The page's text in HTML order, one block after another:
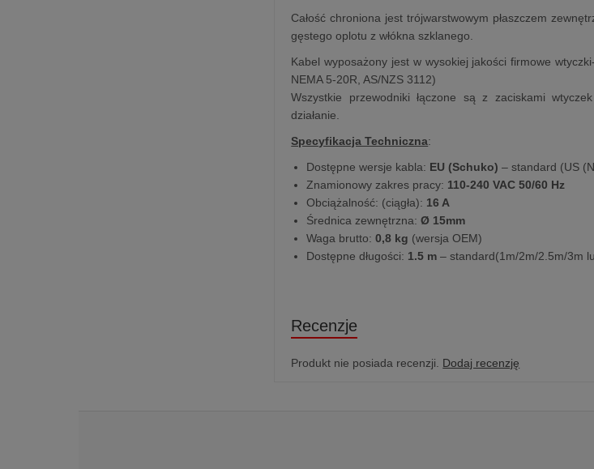
Całość chroniona jest trójwarstwowym płaszczem
gęstego oplotu z włókna szklanego.
Kabel wyposażony jest w wysokiej jakości firmowe
NEMA 5-20R, AS/NZS 3112)
Wszystkie przewodniki łączone są z zaciskami
działanie.
Specyfikacja Techniczna:
Dostępne wersje kabla: EU (Schuko) – standard (US
Znamionowy zakres pracy: 110-240 VAC 50/60 Hz
Obciążalność: (ciągła): 16 A
Średnica zewnętrzna:Ø 15mm
Waga brutto:0,8 kg (wersja OEM)
Dostępne długości: 1.5 m – standard(1m/2m/2.5m/3m
Recenzje
Produkt nie posiada recenzji. Dodaj recenzję